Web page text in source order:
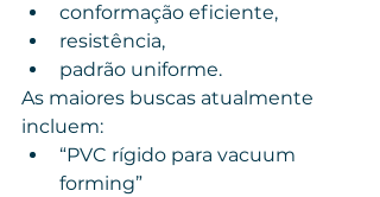
conformação eficiente,
resistência,
padrão uniforme.
As maiores buscas atualmente
incluem:
“PVC rígido para vacuum
forming”